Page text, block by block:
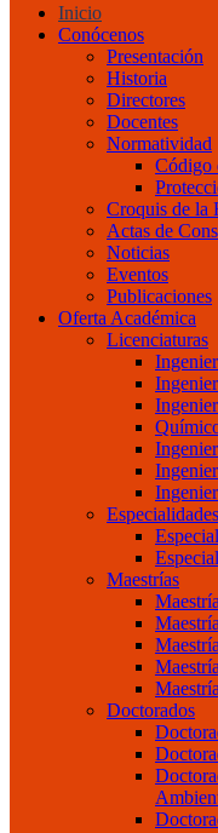
Inicio
Conócenos
Presentación
Historia
Directores
Docentes
Normatividad
Código
Croquis de la
Actas de
Noticias
Eventos
Publicaciones
Oferta Académica
Licenciaturas
Especialidades
Maestrías
Doctorados